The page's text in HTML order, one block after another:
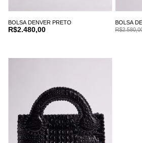
BOLSA DENVER PRETO
R$2.480,00
BOLSA